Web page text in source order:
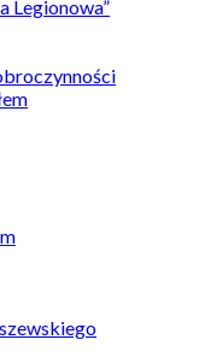
Legionowa”